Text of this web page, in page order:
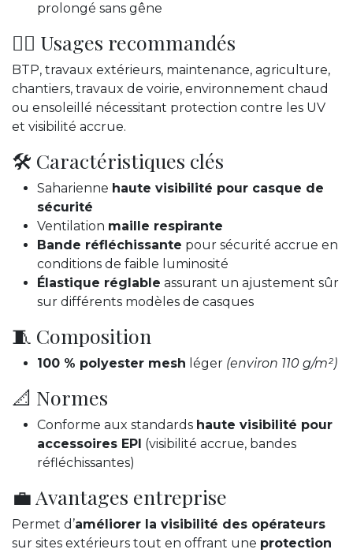
prolongé sans gêne
👷‍♂️ Usages recommandés
BTP, travaux extérieurs, maintenance, agriculture,
chantiers, travaux de voirie, environnement chaud
ou ensoleillé nécessitant protection contre les UV
et visibilité accrue.
🛠️ Caractéristiques clés
Saharienne haute visibilité pour casque de
sécurité
Ventilation maille respirante
Bande réfléchissante pour sécurité accrue en
conditions de faible luminosité
Élastique réglable assurant un ajustement sûr
sur différents modèles de casques
🧵 Composition
100 % polyester mesh léger (environ 110 g/m²)
📐 Normes
Conforme aux standards haute visibilité pour
accessoires EPI (visibilité accrue, bandes
réfléchissantes)
💼 Avantages entreprise
Permet d’améliorer la visibilité des opérateurs
sur sites extérieurs tout en offrant une protection